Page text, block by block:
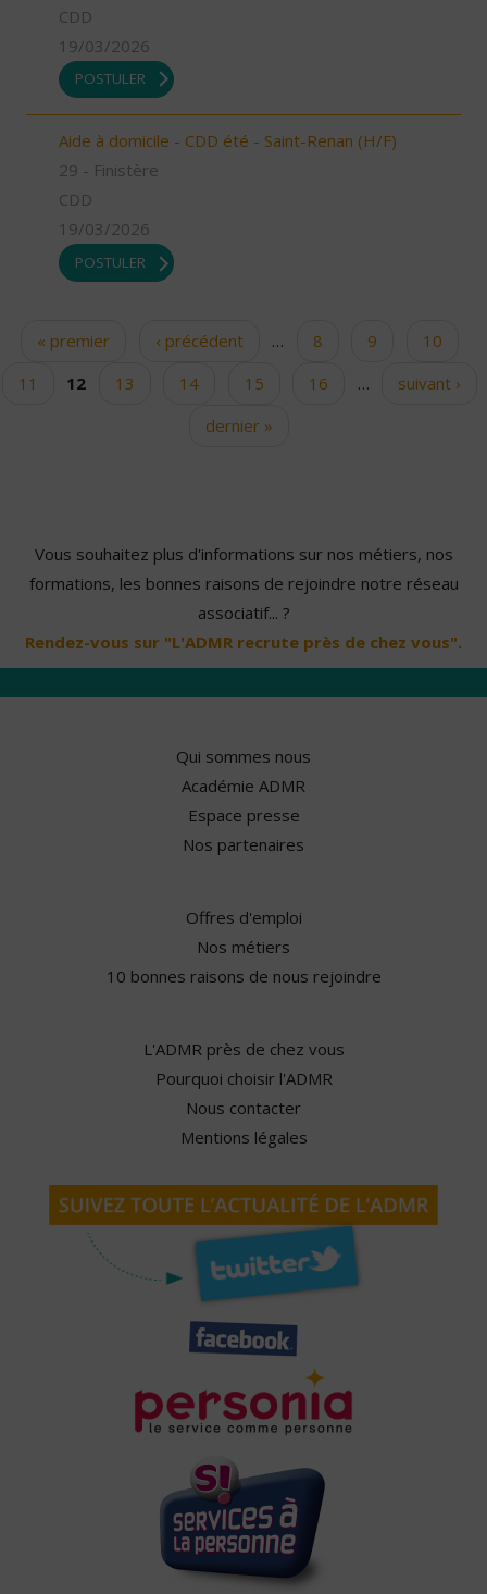
CDD
19/03/2026
POSTULER
Aide à domicile - CDD été - Saint-Renan (H/F)
29 - Finistère
CDD
19/03/2026
POSTULER
Pages« premier ‹ précédent … 8 9
10
11
12 13 14 15 16 …
suivant ›
dernier »
Vous souhaitez plus d'informations sur nos métiers, nos
formations, les bonnes raisons de rejoindre notre réseau
associatif... ?
Rendez-vous sur "L'ADMR recrute près de chez vous".
Qui sommes nous
Académie ADMR
Espace presse
Nos partenaires
Offres d'emploi
Nos métiers
10 bonnes raisons de nous rejoindre
L'ADMR près de chez vous
Pourquoi choisir l'ADMR
Nous contacter
Mentions légales